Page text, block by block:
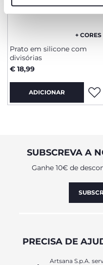
funcionamento desta
+ CORES
Prato em silicone com
divisórias
€ 18,99
ADICIONAR
SUBSCREVA A
Ganhe 10€ de
PRECISA DE
Artsana S.p.A.